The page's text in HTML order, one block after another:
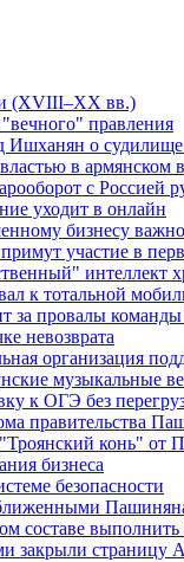
(XVIII–XX вв.)
правления
Ишханян о
в армянском
с Россией
уходит в онлайн
бизнесу
участие в
интеллект
к тотальной
за провалы
невозврата
организация
музыкальные
к ОГЭ без
правительства
конь" от
бизнеса
безопасности
составе
закрыли страницу